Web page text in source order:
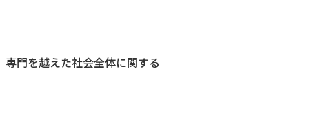
門を越えた社会全体に関する